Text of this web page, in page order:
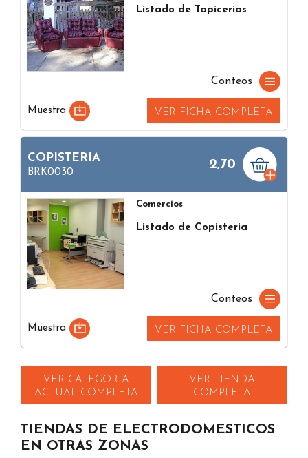
Listado de Tapicerias
Conteos
Muestra VER FICHA COMPLETA
COPISTERIA
BRK0030
2,70
Comercios
Listado de Copisteria
Conteos
Muestra VER FICHA COMPLETA
VER CATEGORIA
ACTUAL COMPLETA
VER TIENDA
COMPLETA
TIENDAS DE ELECTRODOMESTICOS
EN OTRAS ZONAS